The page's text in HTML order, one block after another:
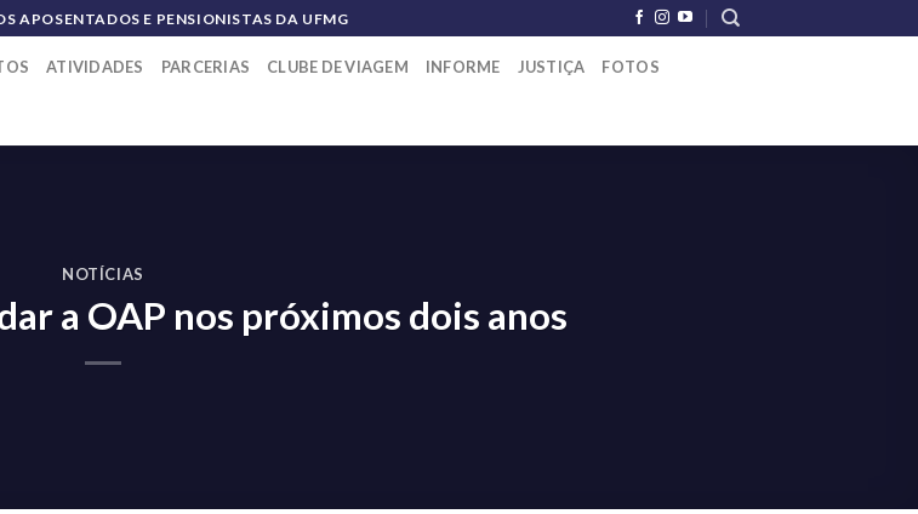
APOSENTADOS E PENSIONISTAS DA UFMG
ATIVIDADES PARCERIAS CLUBE DE VIAGEM INFORME JUSTIÇA FOTOS
NOTÍCIAS
a OAP nos próximos dois anos